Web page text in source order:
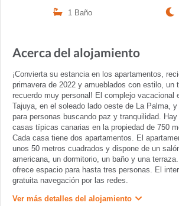
1 Baño
Acerca del alojamiento
¡Convierta su estancia en los apartamentos,
primavera de 2022 y amueblados con estilo, un
recuerdo muy personal! El complejo vacacional
Tajuya, en el soleado lado oeste de La Palma,
para personas buscando paz y tranquilidad.
casas típicas canarias en la propiedad de 750
Cada casa tiene dos apartamentos. El
unos 50 metros cuadrados y dispone de un
americana, un dormitorio, un baño y una
ofrece espacio para hasta tres personas. El
gratuita navegación por las redes.
Ver más detalles del alojamiento